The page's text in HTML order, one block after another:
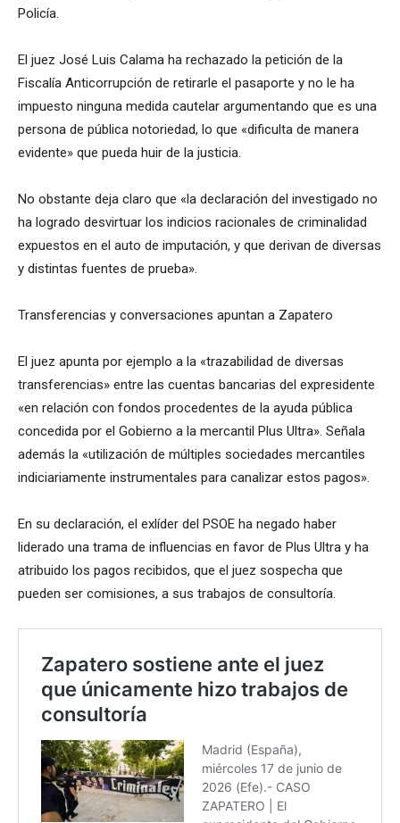
Policía.
El juez José Luis Calama ha rechazado la petición de la
Fiscalía Anticorrupción de retirarle el pasaporte y no le ha
impuesto ninguna medida cautelar argumentando que es una
persona de pública notoriedad, lo que «dificulta de manera
evidente» que pueda huir de la justicia.
No obstante deja claro que «la declaración del investigado no
ha logrado desvirtuar los indicios racionales de criminalidad
expuestos en el auto de imputación, y que derivan de diversas
y distintas fuentes de prueba».
Transferencias y conversaciones apuntan a Zapatero
El juez apunta por ejemplo a la «trazabilidad de diversas
transferencias» entre las cuentas bancarias del expresidente
«en relación con fondos procedentes de la ayuda pública
concedida por el Gobierno a la mercantil Plus Ultra». Señala
además la «utilización de múltiples sociedades mercantiles
indiciariamente instrumentales para canalizar estos pagos».
En su declaración, el exlíder del PSOE ha negado haber
liderado una trama de influencias en favor de Plus Ultra y ha
atribuido los pagos recibidos, que el juez sospecha que
pueden ser comisiones, a sus trabajos de consultoría.